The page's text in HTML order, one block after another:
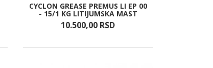
CYCLON GREASE PREMUS LI EP 00
- 15/1 KG LITIJUMSKA MAST
10.500,00 RSD